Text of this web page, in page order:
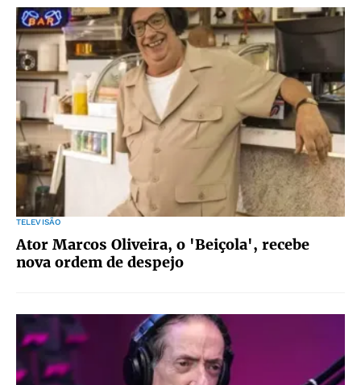
TELEVISÃO
Ator Marcos Oliveira, o 'Beiçola', recebe
nova ordem de despejo